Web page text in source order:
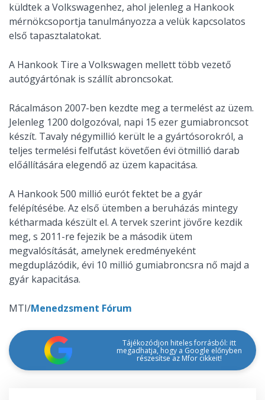
küldtek a Volkswagenhez, ahol jelenleg a Hankook
mérnökcsoportja tanulmányozza a velük kapcsolatos
első tapasztalatokat.
A Hankook Tire a Volkswagen mellett több vezető
autógyártónak is szállít abroncsokat.
Rácalmáson 2007-ben kezdte meg a termelést az üzem.
Jelenleg 1200 dolgozóval, napi 15 ezer gumiabroncsot
készít. Tavaly négymillió került le a gyártósorokról, a
teljes termelési felfutást követően évi ötmillió darab
előállítására elegendő az üzem kapacitása.
A Hankook 500 millió eurót fektet be a gyár
felépítésébe. Az első ütemben a beruházás mintegy
kétharmada készült el. A tervek szerint jövőre kezdik
meg, s 2011-re fejezik be a második ütem
megvalósítását, amelynek eredményeként
megduplázódik, évi 10 millió gumiabroncsra nő majd a
gyár kapacitása.
MTI/Menedzsment Fórum
Tájékozódjon hiteles forrásból: itt
megadhatja, hogy a Google előnyben
részesítse az Mfor cikkeit!